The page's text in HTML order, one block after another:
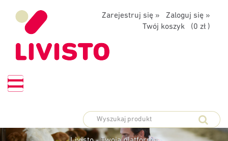
Zarejestruj się »
Zaloguj się »
Twój koszyk (0 zł )
ZAMÓWIEŃ